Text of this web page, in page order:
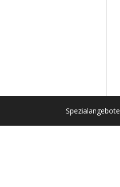
Spezialangebote